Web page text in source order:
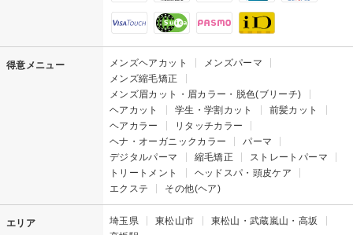
得意メニュー メンズヘアカット
メンズパーマ
メンズ縮毛矯正
メンズ眉カット・眉カラー・脱色(ブリーチ)
ヘアカット
学生・学割カット
前髪カット
ヘアカラー
リタッチカラー
ヘナ・オーガニックカラー
パーマ
デジタルパーマ
縮毛矯正
ストレートパーマ
トリートメント
ヘッドスパ・頭皮ケア
エクステ
その他(ヘア)
エリア 埼玉県 東松山市
東松山・武蔵嵐山・高坂